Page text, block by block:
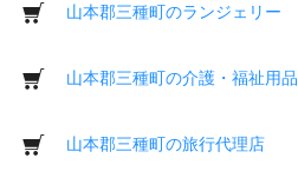
山本郡三種町のランジェリー
山本郡三種町の介護・福祉用品
山本郡三種町の旅行代理店